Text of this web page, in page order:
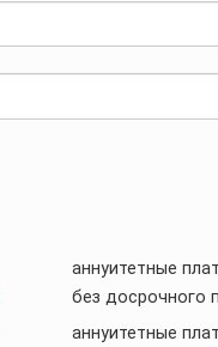
аннуитетные
без досрочного
аннуитетные